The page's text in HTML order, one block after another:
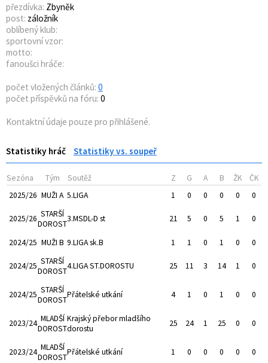
přezdívka: Zbyněk
post: záložník
oblíbený klub:
sportovní vzor:
motto:
fanoušci hráče:
počet vložených článků: 0
počet příspěvků na fóru: 0
Kontaktní údaje pouze pro přihlášené.
Statistiky hráč Statistiky vs. soupeř
Sezóna Tým Soutěž Z G A B ŽK
ČK
2025/26 MUŽI A 5.LIGA 1 0 0 0 0 0
2025/26 STARŠÍ
DOROST
3.MSDL-D st 21 5 0 5 1 0
2024/25 MUŽI B 9.LIGA sk.B 1 1 0 1 0 0
2024/25 STARŠÍ
DOROST
4.LIGA ST.DOROSTU 25 11 3 14 1 0
2024/25 STARŠÍ
DOROST
Přátelské utkání 4 1 0 1 0 0
2023/24 MLADŠÍ
DOROST
Krajský přebor mladšího
dorostu
25 24 1 25 0 0
2023/24 MLADŠÍ
DOROST
Přátelské utkání 1 0 0 0 0 0